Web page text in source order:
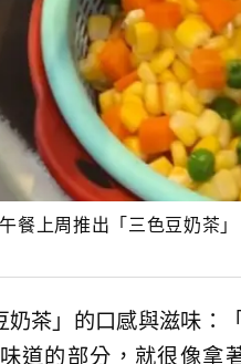
餐上周推出「三色豆奶茶
奶茶」的口感與滋味：
道的部分，就很像拿